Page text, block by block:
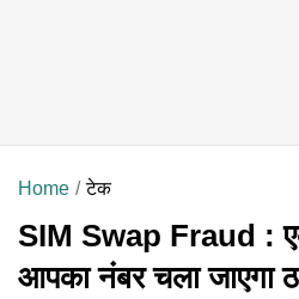
Home टेक
SIM Swap Fraud :
आपका नंबर चला जाएगा